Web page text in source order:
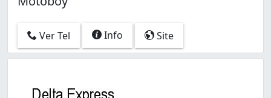
Monte Verde (1)
Ver Tel Info Site